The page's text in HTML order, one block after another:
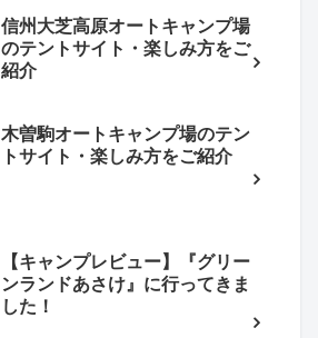
信州大芝高原オートキャンプ場
のテントサイト・楽しみ方をご
紹介
木曽駒オートキャンプ場のテン
トサイト・楽しみ方をご紹介
【キャンプレビュー】『グリー
ンランドあさけ』に行ってきま
した！